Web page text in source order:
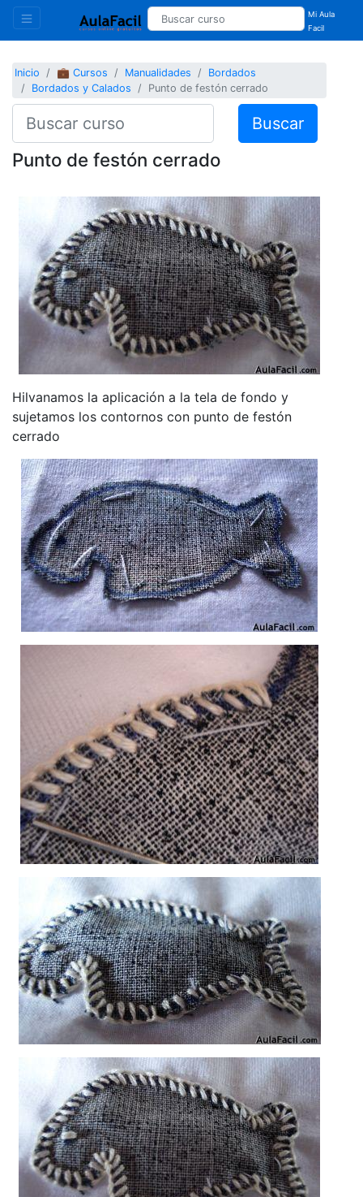
Mi Aula
Facil
Inicio 💼 Cursos Manualidades
Bordados
Bordados y Calados
Punto de festón cerrado
Buscar
Punto de festón cerrado
Hilvanamos la aplicación a la tela de fondo y
sujetamos los contornos con punto de festón
cerrado